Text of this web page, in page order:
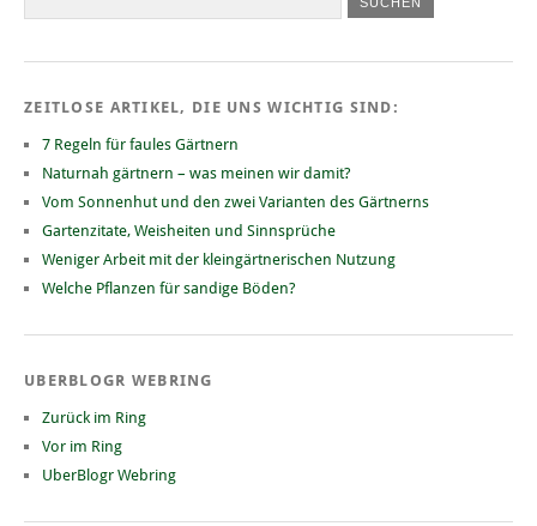
ZEITLOSE ARTIKEL, DIE UNS WICHTIG SIND:
7 Regeln für faules Gärtnern
Naturnah gärtnern – was meinen wir damit?
Vom Sonnenhut und den zwei Varianten des Gärtnerns
Gartenzitate, Weisheiten und Sinnsprüche
Weniger Arbeit mit der kleingärtnerischen Nutzung
Welche Pflanzen für sandige Böden?
UBERBLOGR WEBRING
Zurück im Ring
Vor im Ring
UberBlogr Webring